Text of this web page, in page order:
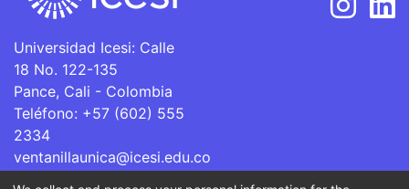
Universidad Icesi: Calle
18 No. 122-135
Pance, Cali - Colombia
Teléfono: +57 (602) 555
2334
ventanillaunica@icesi.edu.co